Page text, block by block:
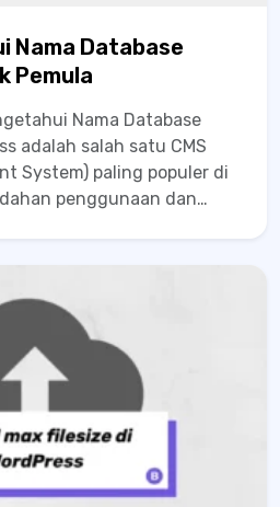
Nama Database
Pemula
Nama Database
adalah salah satu CMS
System) paling populer di
penggunaan dan
menyimpan data